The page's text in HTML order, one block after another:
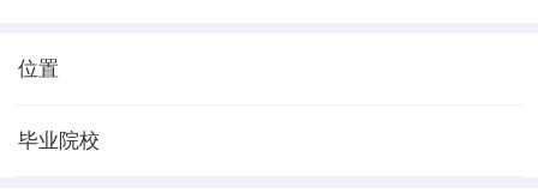
位置
毕业院校